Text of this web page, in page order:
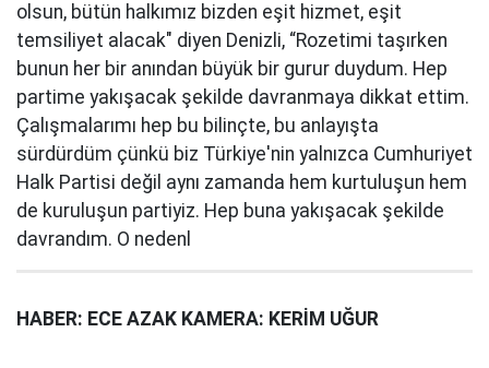
olsun, bütün halkımız bizden eşit hizmet, eşit
temsiliyet alacak" diyen Denizli, “Rozetimi taşırken
bunun her bir anından büyük bir gurur duydum. Hep
partime yakışacak şekilde davranmaya dikkat ettim.
Çalışmalarımı hep bu bilinçte, bu anlayışta
sürdürdüm çünkü biz Türkiye'nin yalnızca Cumhuriyet
Halk Partisi değil aynı zamanda hem kurtuluşun hem
de kuruluşun partiyiz. Hep buna yakışacak şekilde
davrandım. O nedenl
HABER: ECE AZAK KAMERA: KERİM UĞUR